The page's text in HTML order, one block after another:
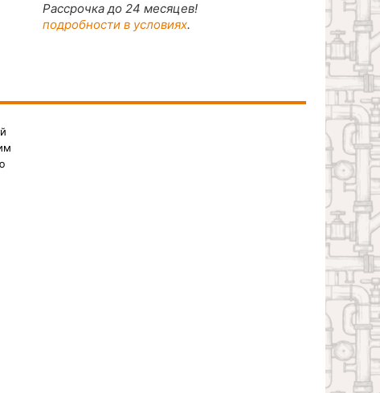
Рассрочка до 24 месяцев!
подробности в условиях.